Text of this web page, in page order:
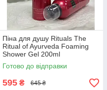
Піна для душу Rituals The
Ritual of Ayurveda Foaming
Shower Gel 200ml
Готово до відправки
595 ₴ 645 ₴